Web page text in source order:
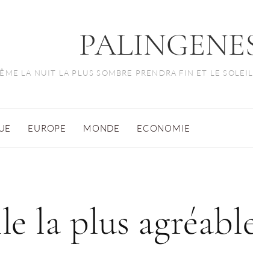
LA NUIT LA PLUS SOMBRE PRENDRA FIN ET LE
EUROPE MONDE ECONOMIE
la plus